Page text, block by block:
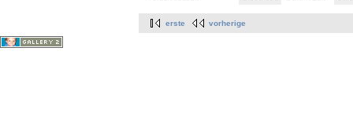
erste vorherige